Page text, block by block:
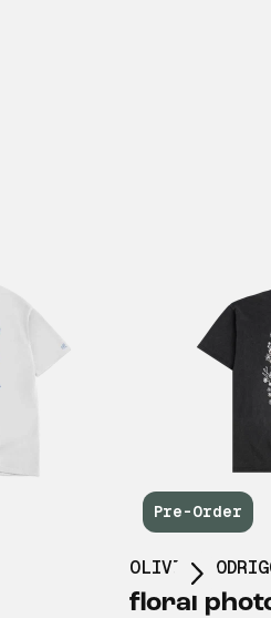
Pre-Order
OLIVIA
floral
Scroll right